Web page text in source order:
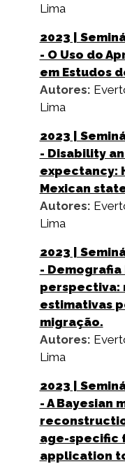
Lima
2023 |
- O Uso do
em Estudos
Autores:
Lima
2023 |
- Disability
expectancy:
Mexican
Autores:
Lima
2023 |
- Demografia
perspectiva:
estimativas
migração.
Autores:
Lima
2023 |
- A Bayesian
age-specific
application